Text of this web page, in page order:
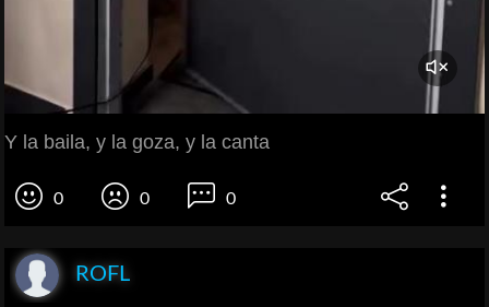
Y la baila, y la goza, y la canta
0 0 0
ROFL